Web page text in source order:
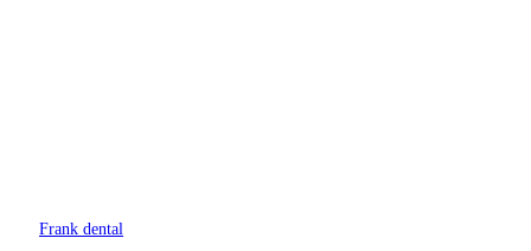
Frank dental